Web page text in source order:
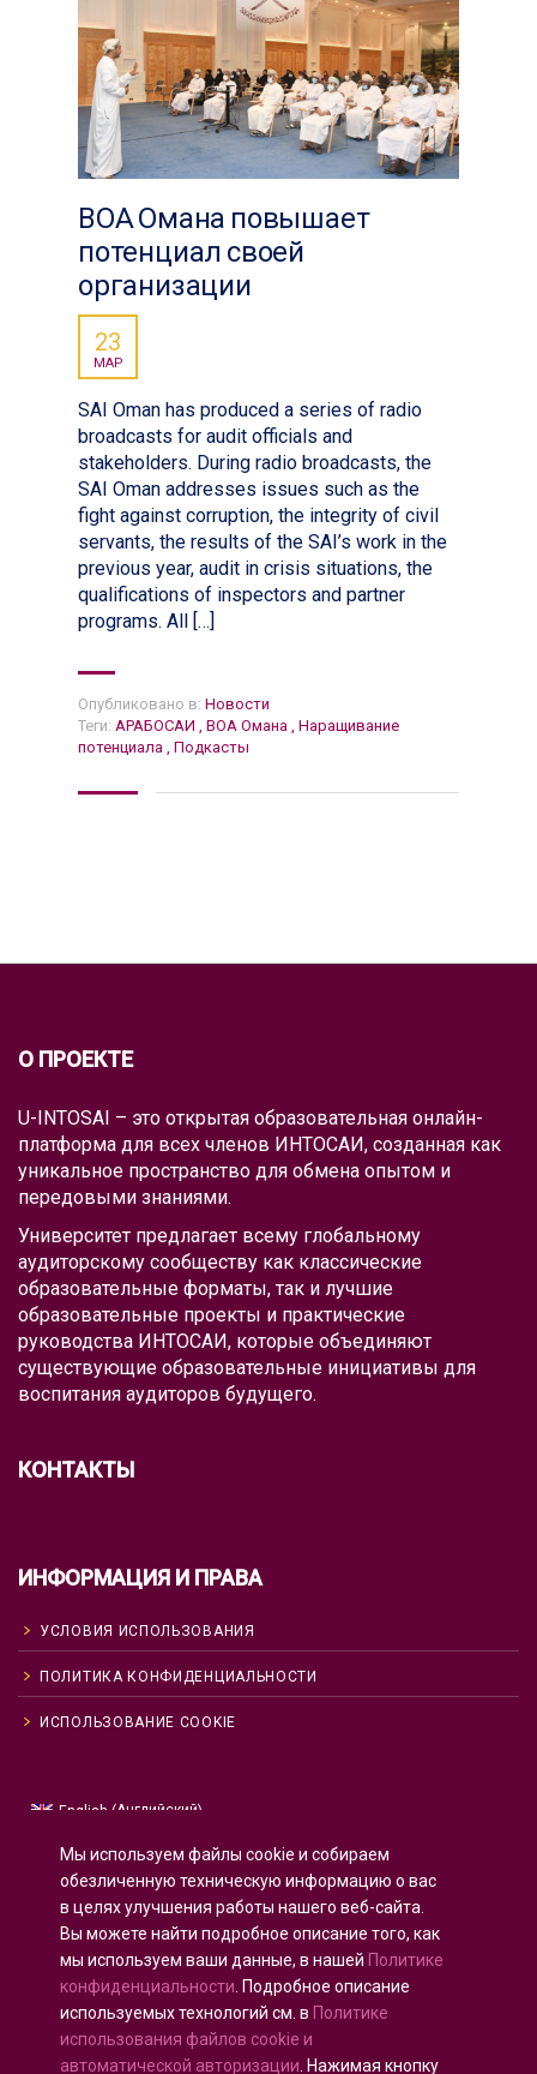
ВОА Омана повышает
потенциал своей
организации
23
МАР
SAI Oman has produced a series of radio
broadcasts for audit officials and
stakeholders. During radio broadcasts, the
SAI Oman addresses issues such as the
fight against corruption, the integrity of civil
servants, the results of the SAI’s work in the
previous year, audit in crisis situations, the
qualifications of inspectors and partner
programs. All […]
Опубликовано в: Новости
Теги: АРАБОСАИ , ВОА Омана , Наращивание
потенциала , Подкасты
О ПРОЕКТЕ
U-INTOSAI – это открытая образовательная онлайн-
платформа для всех членов ИНТОСАИ, созданная как
уникальное пространство для обмена опытом и
передовыми знаниями.
Университет предлагает всему глобальному
аудиторскому сообществу как классические
образовательные форматы, так и лучшие
образовательные проекты и практические
руководства ИНТОСАИ, которые объединяют
существующие образовательные инициативы для
воспитания аудиторов будущего.
КОНТАКТЫ
ИНФОРМАЦИЯ И ПРАВА
УСЛОВИЯ ИСПОЛЬЗОВАНИЯ
ПОЛИТИКА КОНФИДЕНЦИАЛЬНОСТИ
ИСПОЛЬЗОВАНИЕ COOKIE
English (Английский)
Русский
Español(Испанский)
Français( Французский )
العربية( Арабский )
Português(Португальский, Португалия )
Мы используем файлы cookie и собираем
обезличенную техническую информацию о вас
в целях улучшения работы нашего веб-сайта.
Вы можете найти подробное описание того, как
мы используем ваши данные, в нашей Политике
конфиденциальности . Подробное описание
используемых технологий см. в Политике
использования файлов cookie и
автоматической авторизации . Нажимая кнопку